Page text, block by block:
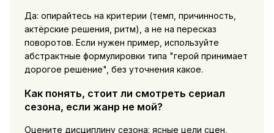
Да: опирайтесь на критерии (темп, причинность,
актёрские решения, ритм), а не на пересказ
поворотов. Если нужен пример, используйте
абстрактные формулировки типа "герой принимает
дорогое решение", без уточнения какое.
Как понять, стоит ли смотреть сериал
сезона, если жанр не мой?
Оцените дисциплину сезона: ясные цели сцен,